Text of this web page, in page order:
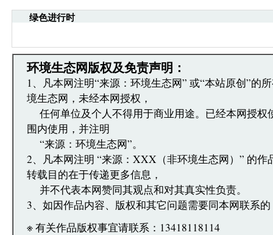
引起的法律责任。
·环境生态网文章跟帖管理员有权保留或删除其管辖
·发表本评论即表明您已经阅读并接受上述条款，如
文章跟帖管理员反映。
绿色进行时
环境生态网版权及免责声明：
1、凡本网注明“来源：环境生态网” 或“本站原创”的
境生态网，未经本网授权，
任何单位及个人不得用于商业用途。已经本网授权
围内使用，并注明
“来源：环境生态网”。
2、凡本网注明 “来源：XXX（非环境生态网）” 的作
转载目的在于传递更多信息，
并不代表本网赞同其观点和对其真实性负责。
3、如因作品内容、版权和其它问题需要同本网联系
※ 有关作品版权事宜请联系：13418118114